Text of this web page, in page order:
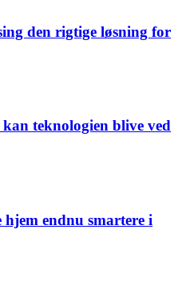
den rigtige løsning for
teknologien blive ved
endnu smartere i